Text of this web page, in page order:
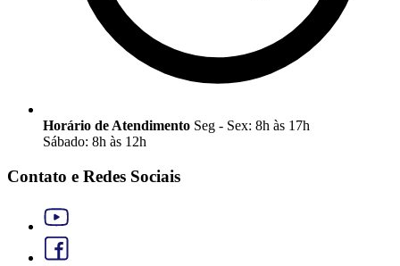
Horário de Atendimento Seg - Sex: 8h às 17h
Sábado: 8h às 12h
Contato e Redes Sociais